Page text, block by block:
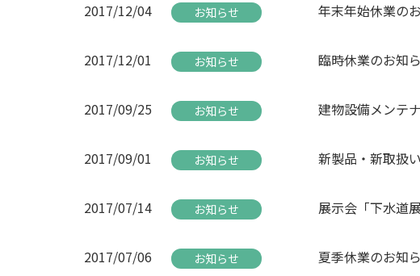
2017/12/04 お知らせ 年末年始休業の
2017/12/01 お知らせ 臨時休業のお知
2017/09/25 お知らせ 建物設備メンテ
2017/09/01 お知らせ 新製品・新取扱
2017/07/14 お知らせ 展示会「下水道
2017/07/06 お知らせ 夏季休業のお知